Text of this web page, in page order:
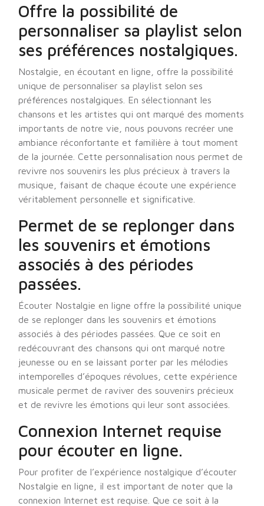
Offre la possibilité de
personnaliser sa playlist selon
ses préférences nostalgiques.
Nostalgie, en écoutant en ligne, offre la possibilité
unique de personnaliser sa playlist selon ses
préférences nostalgiques. En sélectionnant les
chansons et les artistes qui ont marqué des moments
importants de notre vie, nous pouvons recréer une
ambiance réconfortante et familière à tout moment
de la journée. Cette personnalisation nous permet de
revivre nos souvenirs les plus précieux à travers la
musique, faisant de chaque écoute une expérience
véritablement personnelle et significative.
Permet de se replonger dans
les souvenirs et émotions
associés à des périodes
passées.
Écouter Nostalgie en ligne offre la possibilité unique
de se replonger dans les souvenirs et émotions
associés à des périodes passées. Que ce soit en
redécouvrant des chansons qui ont marqué notre
jeunesse ou en se laissant porter par les mélodies
intemporelles d’époques révolues, cette expérience
musicale permet de raviver des souvenirs précieux
et de revivre les émotions qui leur sont associées.
Connexion Internet requise
pour écouter en ligne.
Pour profiter de l’expérience nostalgique d’écouter
Nostalgie en ligne, il est important de noter que la
connexion Internet est requise. Que ce soit à la